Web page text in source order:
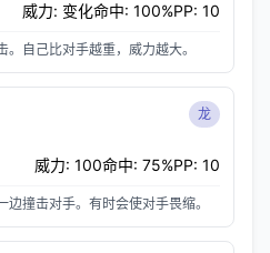
威力: 变化命中: 100%PP: 10
自己比对手越重，威力越大。
龙
威力: 100命中: 75%PP: 10
撞击对手。有时会使对手畏缩。